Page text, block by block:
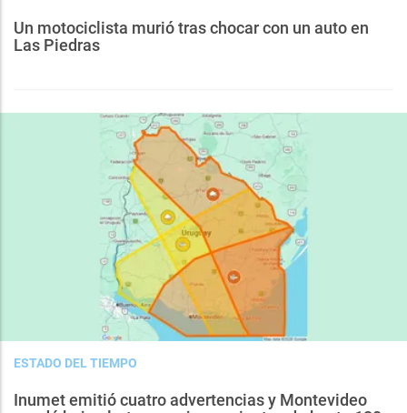
Un motociclista murió tras chocar con un auto en
Las Piedras
ESTADO DEL TIEMPO
Inumet emitió cuatro advertencias y Montevideo